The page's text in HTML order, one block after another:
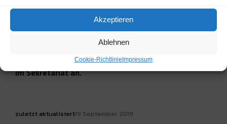
Akzeptieren
Ablehnen
Cookie-RichtlinieImpressum
Mittagspause besetzt. Am Donnerstag, den 26.09. und
Bitte melden Sie Ihr Kind dafür per E-Mail oder Anruf
im Sekretariat an.
zuletzt aktualisiert19 September 2019